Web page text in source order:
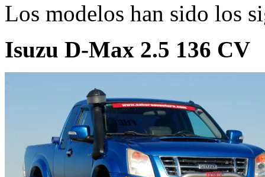
Los modelos han sido los
Isuzu D-Max 2.5 136 CV